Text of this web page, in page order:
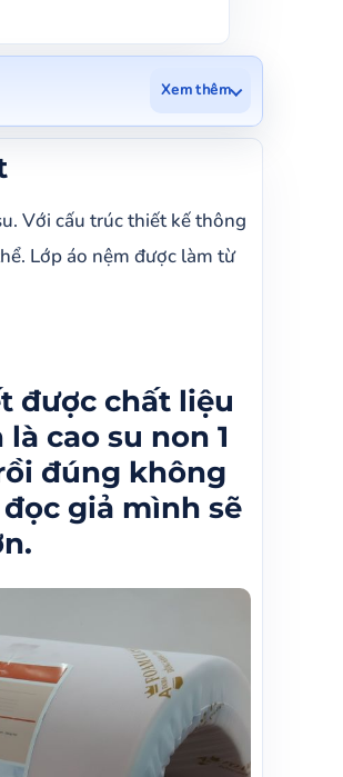
Xem thêm
là 1 người rất tốt và có tâm
Với cấu trúc thiết kế thông
Lớp áo nệm được làm từ
được chất liệu
cao su non 1
đúng không
giả mình sẽ